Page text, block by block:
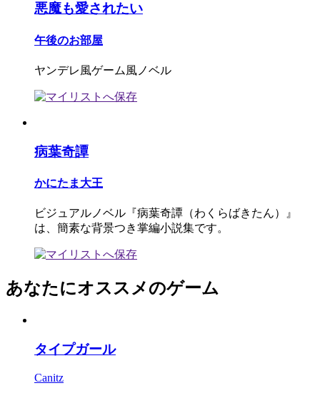
悪魔も愛されたい
午後のお部屋
ヤンデレ風ゲーム風ノベル
病葉奇譚
かにたま大王
ビジュアルノベル『病葉奇譚（わくらばきたん）』
は、簡素な背景つき掌編小説集です。
あなたにオススメのゲーム
タイプガール
Canitz